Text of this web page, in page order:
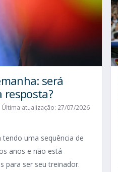
será
resposta?
Última atualização: 27/07/2026
uma sequência de
anos e não está
para ser seu treinador.